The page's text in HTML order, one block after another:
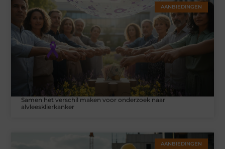
AANBIEDINGEN
Samen het verschil maken voor onderzoek naar
alvleesklierkanker
AANBIEDINGEN